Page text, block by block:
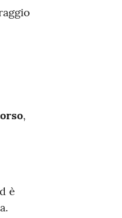
,
è